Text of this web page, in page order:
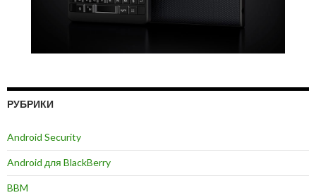
РУБРИКИ
Android Security
Android для BlackBerry
BBM